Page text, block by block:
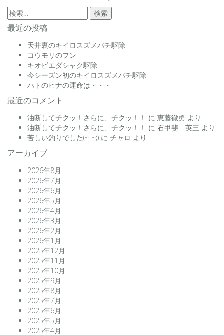
検
索:
最近の投稿
天井裏のキイロスズメバチ駆除
コウモリのフン
キオビエダシャク駆除
今シーズン初のキイロスズメバチ駆除
ハトのヒナの運命は・・・
最近のコメント
油断してチクッ！さらに、チクッ！！ に 恵藤徹勇 より
油断してチクッ！さらに、チクッ！！ に 石甲斐 英三 より
苦しい釣りでした(~_~;) に チャロ より
アーカイブ
2026年8月
2026年7月
2026年6月
2026年5月
2026年4月
2026年3月
2026年2月
2026年1月
2025年12月
2025年11月
2025年10月
2025年9月
2025年8月
2025年7月
2025年6月
2025年5月
2025年4月